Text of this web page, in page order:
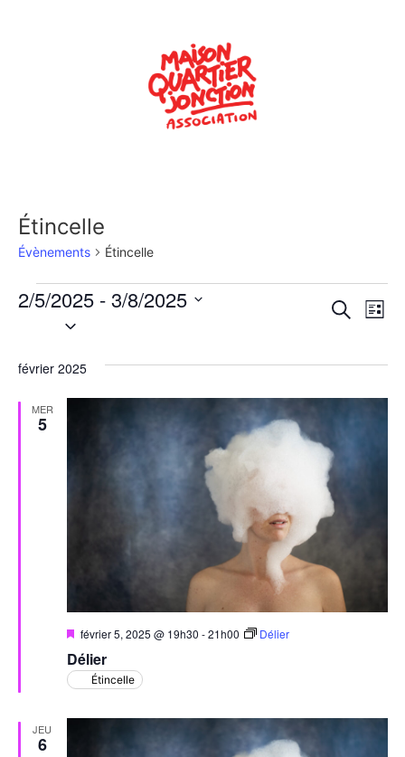
Étincelle
Évènements Étincelle
de
vues
Recherche
Liste
2/5/2025 - 3/8/2025
Sélectionnez
février 2025
MER
5
Délier
Mis
avant
février 5, 2025 @ 19h30 -21h00 Délier
Étincelle
JEU
6